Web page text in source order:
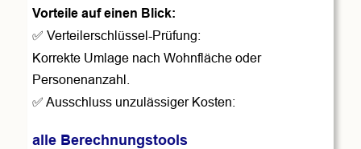
Vorteile auf einen Blick:
✅ Verteilerschlüssel-Prüfung:
Korrekte Umlage nach Wohnfläche oder
Personenanzahl.
✅ Ausschluss unzulässiger Kosten:
alle Berechnungstools